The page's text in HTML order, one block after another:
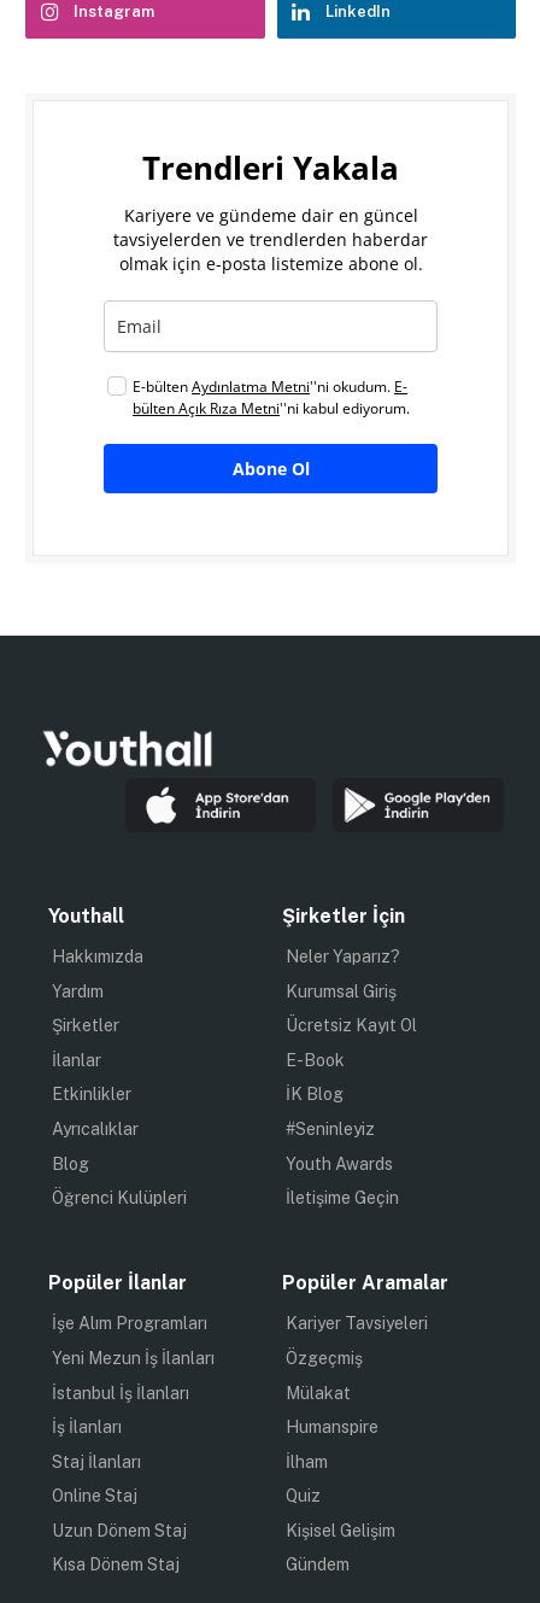
Instagram LinkedIn
Trendleri Yakala
Kariyere ve gündeme dair en güncel
tavsiyelerden ve trendlerden haberdar
olmak için e-posta listemize abone ol.
E-bültenAydınlatma Metni''ni okudum. E-
bülten Açık Rıza Metni''ni kabul ediyorum.
Abone Ol
Youthall
Hakkımızda
Yardım
Şirketler
İlanlar
Etkinlikler
Ayrıcalıklar
Blog
Öğrenci Kulüpleri
Şirketler İçin
Neler Yaparız?
Kurumsal Giriş
Ücretsiz Kayıt Ol
E-Book
İK Blog
#Seninleyiz
Youth Awards
İletişime Geçin
Popüler İlanlar
İşe Alım Programları
Yeni Mezun İş İlanları
İstanbul İş İlanları
İş İlanları
Staj İlanları
Online Staj
Uzun Dönem Staj
Kısa Dönem Staj
Popüler Aramalar
Kariyer Tavsiyeleri
Özgeçmiş
Mülakat
Humanspire
İlham
Quiz
Kişisel Gelişim
Gündem